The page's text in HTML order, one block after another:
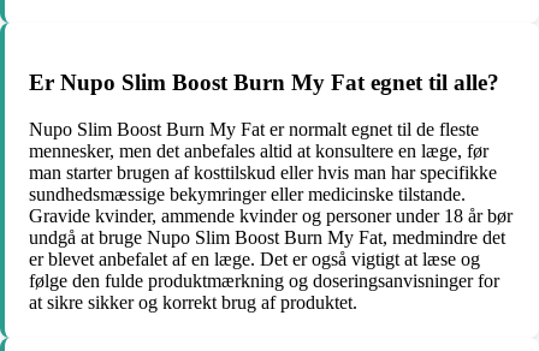
Er Nupo Slim Boost Burn My Fat egnet til alle?
Nupo Slim Boost Burn My Fat er normalt egnet til de fleste
mennesker, men det anbefales altid at konsultere en læge, før
man starter brugen af kosttilskud eller hvis man har specifikke
sundhedsmæssige bekymringer eller medicinske tilstande.
Gravide kvinder, ammende kvinder og personer under 18 år bør
undgå at bruge Nupo Slim Boost Burn My Fat, medmindre det
er blevet anbefalet af en læge. Det er også vigtigt at læse og
følge den fulde produktmærkning og doseringsanvisninger for
at sikre sikker og korrekt brug af produktet.